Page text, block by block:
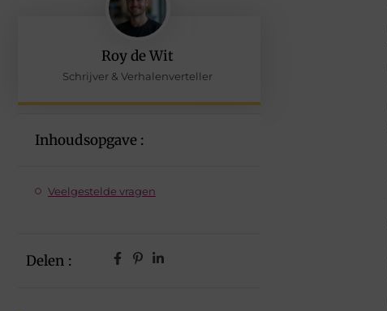
Roy de Wit
Schrijver & Verhalenverteller
Inhoudsopgave :
Veelgestelde vragen
Delen :